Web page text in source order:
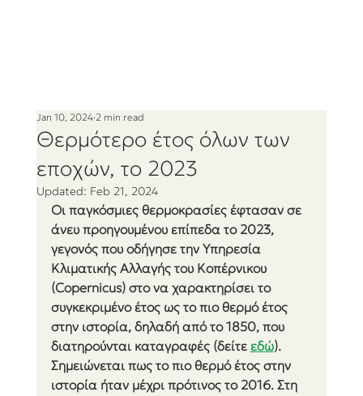
Θερμότερο έτος όλων των
εποχών, το 2023
Jan 10, 2024 2 min read
Updated: Feb 21, 2024
Οι παγκόσμιες θερμοκρασίες έφτασαν σε
άνευ προηγουμένου επίπεδα το 2023,
γεγονός που οδήγησε την Υπηρεσία
Κλιματικής Αλλαγής του Κοπέρνικου
(Copernicus) στο να χαρακτηρίσει το
συγκεκριμένο έτος ως το πιο θερμό έτος
στην ιστορία, δηλαδή από το 1850, που
διατηρούνται καταγραφές (δείτε εδώ).
Σημειώνεται πως το πιο θερμό έτος στην
ιστορία ήταν μέχρι πρότινος το 2016. Στη